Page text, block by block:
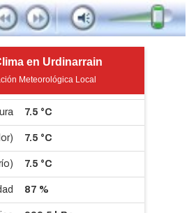
en Urdinarrain
Meteorológica Local